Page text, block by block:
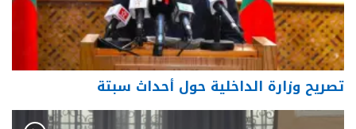
تصريح وزارة الداخلية حول أحداث سبتة